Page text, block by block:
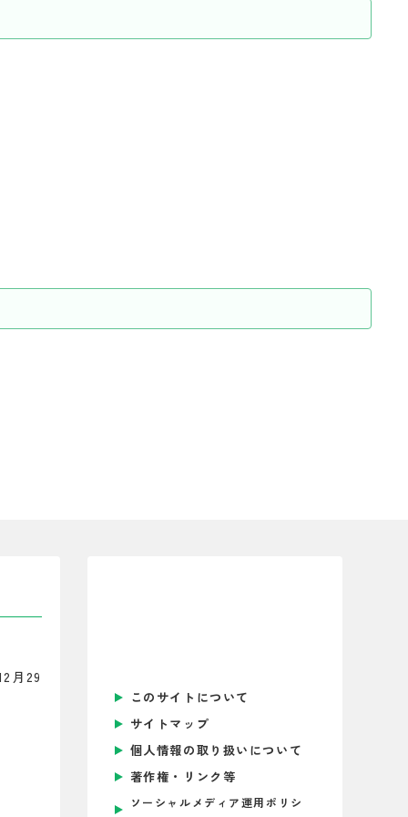
月29
このサイトについて
サイトマップ
個人情報の取り扱いについて
著作権・リンク等
ソーシャルメディア運用ポリシ